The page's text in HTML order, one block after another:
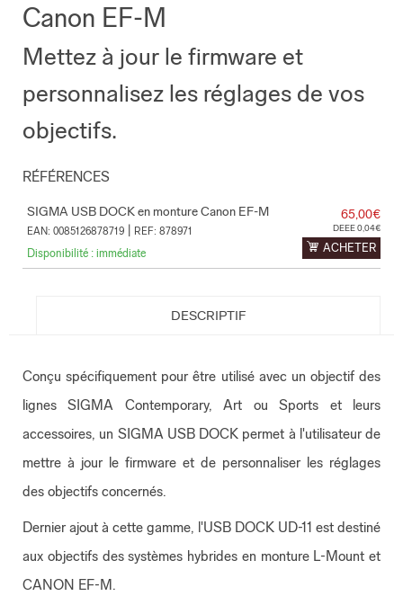
Canon EF-M
Mettez à jour le firmware et
personnalisez les réglages de vos
objectifs.
RÉFÉRENCES
SIGMA USB DOCK en monture Canon EF-M
EAN: 0085126878719 | REF: 878971
Disponibilité : immédiate
65,00€
DEEE 0,04€
ACHETER
DESCRIPTIF
Conçu spécifiquement pour être utilisé avec un objectif des
lignes SIGMA Contemporary, Art ou Sports et leurs
accessoires, un SIGMA USB DOCK permet à l'utilisateur de
mettre à jour le firmware et de personnaliser les réglages
des objectifs concernés.
Dernier ajout à cette gamme, l'USB DOCK UD-11 est destiné
aux objectifs des systèmes hybrides en monture L-Mount et
CANON EF-M.